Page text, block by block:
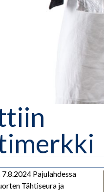
Pajulahdessa
Tähtiseura ja